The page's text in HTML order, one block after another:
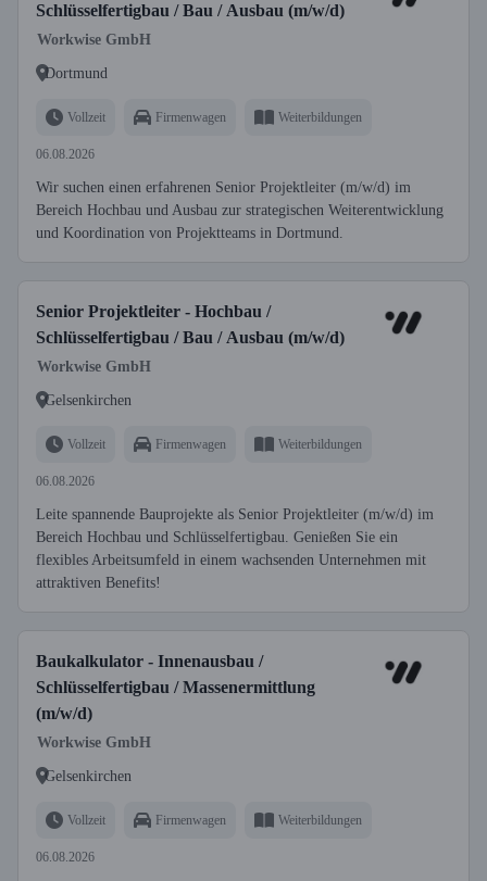
Schlüsselfertigbau / Bau / Ausbau (m/w/d)
Workwise GmbH
Dortmund
Vollzeit Firmenwagen Weiterbildungen
06.08.2026
Wir suchen einen erfahrenen Senior Projektleiter (m/w/d) im
Bereich Hochbau und Ausbau zur strategischen Weiterentwicklung
und Koordination von Projektteams in Dortmund.
Senior Projektleiter - Hochbau /
Schlüsselfertigbau / Bau / Ausbau (m/w/d)
Workwise GmbH
Gelsenkirchen
Vollzeit Firmenwagen Weiterbildungen
06.08.2026
Leite spannende Bauprojekte als Senior Projektleiter (m/w/d) im
Bereich Hochbau und Schlüsselfertigbau. Genießen Sie ein
flexibles Arbeitsumfeld in einem wachsenden Unternehmen mit
attraktiven Benefits!
Baukalkulator - Innenausbau /
Schlüsselfertigbau / Massenermittlung
(m/w/d)
Workwise GmbH
Gelsenkirchen
Vollzeit Firmenwagen Weiterbildungen
06.08.2026